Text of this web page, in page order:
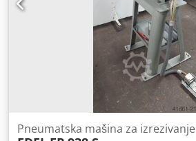
Pneumatska mašina za izrezivanje